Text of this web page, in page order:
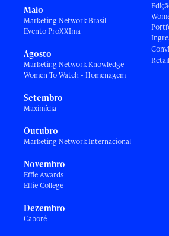
Maio
Marketing Network Brasil
Evento ProXXIma
Agosto
Marketing Network Knowledge
Women To Watch - Homenagem
Setembro
Maximídia
Outubro
Marketing Network Internacional
Novembro
Effie Awards
Effie College
Dezembro
Caboré